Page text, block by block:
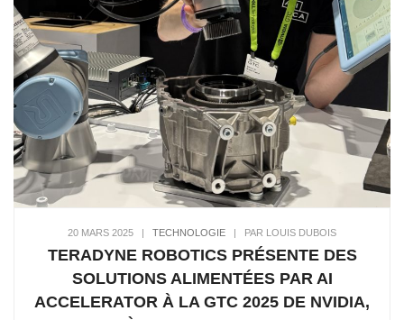
20 MARS 2025 | TECHNOLOGIE | PAR LOUIS DUBOIS
TERADYNE ROBOTICS PRÉSENTE DES
SOLUTIONS ALIMENTÉES PAR AI
ACCELERATOR À LA GTC 2025 DE NVIDIA,